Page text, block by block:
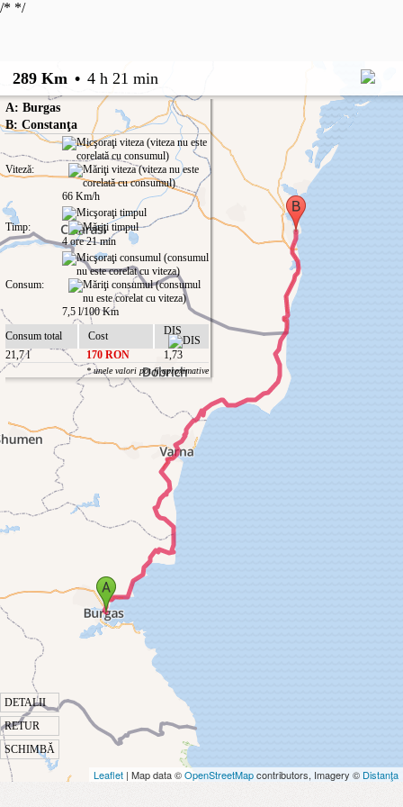
/* */
289 Km • 4 h 21 min
DETALII
RETUR
SCHIMBĂ
A: Burgas
B: Constanţa
Viteză:
66 Km/h
Timp:
4 ore 21 min
Consum:
7,5 l/100 Km
Consum total
Cost
DIS
21,7 l
170 RON 1,73
* unele valori pot fi aproximative